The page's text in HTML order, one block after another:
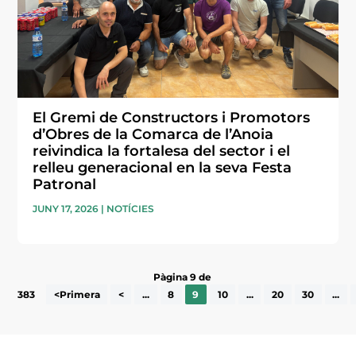
El Gremi de Constructors i Promotors
d’Obres de la Comarca de l’Anoia
reivindica la fortalesa del sector i el
relleu generacional en la seva Festa
Patronal
JUNY 17, 2026 | NOTÍCIES
Pàgina 9 de
383
<Primera < ... 8 9 10 ... 20 30 ...